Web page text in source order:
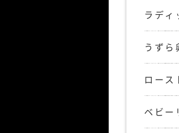
ラディ
うずら
ロース
ベビー